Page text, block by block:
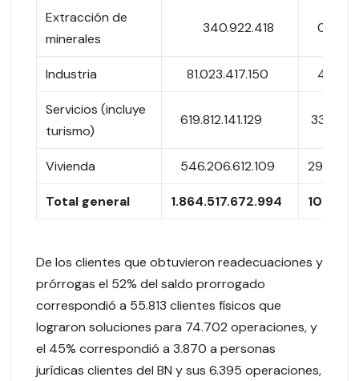
Extracción de
minerales
340.922.418 0,02%
Industria 81.023.417.150 4,3%
Servicios (incluye
turismo)
619.812.141.129 33,2%
Vivienda 546.206.612.109 29,3%
Total general 1.864.517.672.994 100,0%
De los clientes que obtuvieron readecuaciones y
prórrogas el 52% del saldo prorrogado
correspondió a 55.813 clientes físicos que
lograron soluciones para 74.702 operaciones, y
el 45% correspondió a 3.870 a personas
jurídicas clientes del BN y sus 6.395 operaciones,